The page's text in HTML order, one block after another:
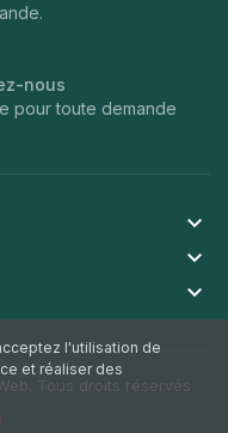
nous
pour toute demande
keyboard_arrow_down
keyboard_arrow_down
keyboard_arrow_down
. Tous droits réservés
l'utilisation de
et réaliser des